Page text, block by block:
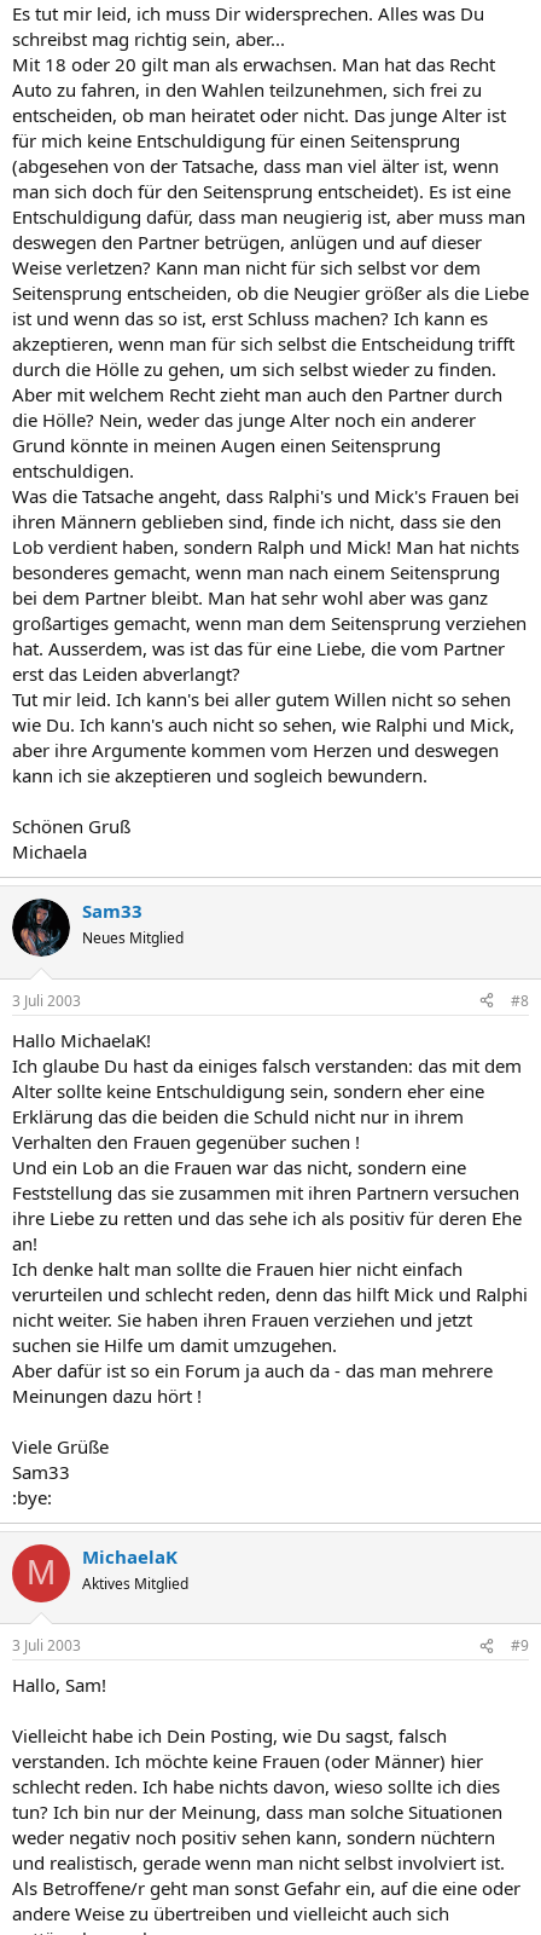
Es tut mir leid, ich muss Dir widersprechen. Alles was Du
schreibst mag richtig sein, aber...
Mit 18 oder 20 gilt man als erwachsen. Man hat das Recht
Auto zu fahren, in den Wahlen teilzunehmen, sich frei zu
entscheiden, ob man heiratet oder nicht. Das junge Alter ist
für mich keine Entschuldigung für einen Seitensprung
(abgesehen von der Tatsache, dass man viel älter ist, wenn
man sich doch für den Seitensprung entscheidet). Es ist eine
Entschuldigung dafür, dass man neugierig ist, aber muss man
deswegen den Partner betrügen, anlügen und auf dieser
Weise verletzen? Kann man nicht für sich selbst vor dem
Seitensprung entscheiden, ob die Neugier größer als die Liebe
ist und wenn das so ist, erst Schluss machen? Ich kann es
akzeptieren, wenn man für sich selbst die Entscheidung trifft
durch die Hölle zu gehen, um sich selbst wieder zu finden.
Aber mit welchem Recht zieht man auch den Partner durch
die Hölle? Nein, weder das junge Alter noch ein anderer
Grund könnte in meinen Augen einen Seitensprung
entschuldigen.
Was die Tatsache angeht, dass Ralphi's und Mick's Frauen bei
ihren Männern geblieben sind, finde ich nicht, dass sie den
Lob verdient haben, sondern Ralph und Mick! Man hat nichts
besonderes gemacht, wenn man nach einem Seitensprung
bei dem Partner bleibt. Man hat sehr wohl aber was ganz
großartiges gemacht, wenn man dem Seitensprung verziehen
hat. Ausserdem, was ist das für eine Liebe, die vom Partner
erst das Leiden abverlangt?
Tut mir leid. Ich kann's bei aller gutem Willen nicht so sehen
wie Du. Ich kann's auch nicht so sehen, wie Ralphi und Mick,
aber ihre Argumente kommen vom Herzen und deswegen
kann ich sie akzeptieren und sogleich bewundern.
Schönen Gruß
Michaela
Sam33
Neues Mitglied
3 Juli 2003 #8
Hallo MichaelaK!
Ich glaube Du hast da einiges falsch verstanden: das mit dem
Alter sollte keine Entschuldigung sein, sondern eher eine
Erklärung das die beiden die Schuld nicht nur in ihrem
Verhalten den Frauen gegenüber suchen !
Und ein Lob an die Frauen war das nicht, sondern eine
Feststellung das sie zusammen mit ihren Partnern versuchen
ihre Liebe zu retten und das sehe ich als positiv für deren Ehe
an!
Ich denke halt man sollte die Frauen hier nicht einfach
verurteilen und schlecht reden, denn das hilft Mick und Ralphi
nicht weiter. Sie haben ihren Frauen verziehen und jetzt
suchen sie Hilfe um damit umzugehen.
Aber dafür ist so ein Forum ja auch da - das man mehrere
Meinungen dazu hört !
Viele Grüße
Sam33
:bye:
M MichaelaK
Aktives Mitglied
3 Juli 2003 #9
Hallo, Sam!
Vielleicht habe ich Dein Posting, wie Du sagst, falsch
verstanden. Ich möchte keine Frauen (oder Männer) hier
schlecht reden. Ich habe nichts davon, wieso sollte ich dies
tun? Ich bin nur der Meinung, dass man solche Situationen
weder negativ noch positiv sehen kann, sondern nüchtern
und realistisch, gerade wenn man nicht selbst involviert ist.
Als Betroffene/r geht man sonst Gefahr ein, auf die eine oder
andere Weise zu übertreiben und vielleicht auch sich